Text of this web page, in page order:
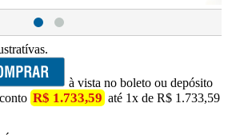
à vista no boleto ou depósito
R$ 1.733,59 até 1x de R$ 1.733,59